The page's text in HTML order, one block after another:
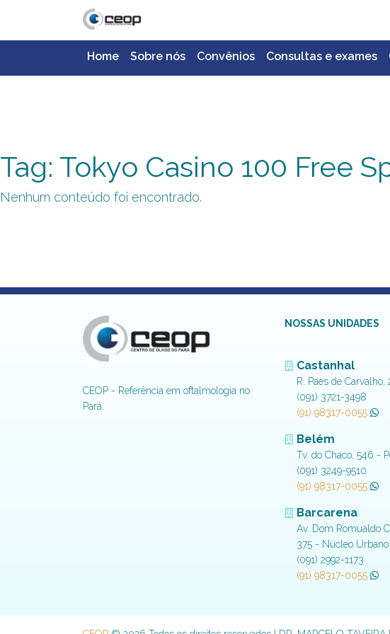
Home Sobre nós Convênios Consultas e exames
Tag: Tokyo Casino 100 Free
Nenhum conteúdo foi encontrado.
CEOP - Referência em oftalmologia no
Pará.
NOSSAS UNIDADES
Castanhal
R. Paes de
(091) 3721-3498
(91) 98317-0055
Belém
Tv. do Chaco, 546 -
(091) 3249-9510
(91) 98317-0055
Barcarena
Av. Dom Romualdo
375 - Núcleo Urbano
(091) 2992-1173
(91) 98317-0055